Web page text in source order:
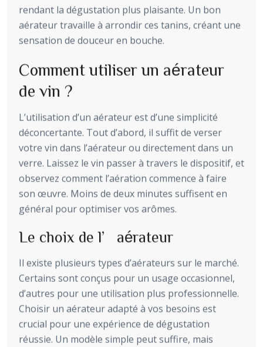
rendant la dégustation plus plaisante. Un bon
aérateur travaille à arrondir ces tanins, créant une
sensation de douceur en bouche.
Comment utiliser un aérateur
de vin ?
L’utilisation d’un aérateur est d’une simplicité
déconcertante. Tout d’abord, il suffit de verser
votre vin dans l’aérateur ou directement dans un
verre. Laissez le vin passer à travers le dispositif, et
observez comment l’aération commence à faire
son œuvre. Moins de deux minutes suffisent en
général pour optimiser vos arômes.
Le choix de l’aérateur
Il existe plusieurs types d’aérateurs sur le marché.
Certains sont conçus pour un usage occasionnel,
d’autres pour une utilisation plus professionnelle.
Choisir un aérateur adapté à vos besoins est
crucial pour une expérience de dégustation
réussie. Un modèle simple peut suffire, mais